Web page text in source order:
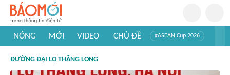
NÓNG MỚI VIDEO CHỦ ĐỀ #ASEAN Cup 2026
#Khám phá thế giới
ĐƯỜNG ĐẠI LỘ THĂNG LONG